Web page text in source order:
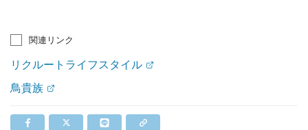
関連リンク
リクルートライフスタイル
鳥貴族